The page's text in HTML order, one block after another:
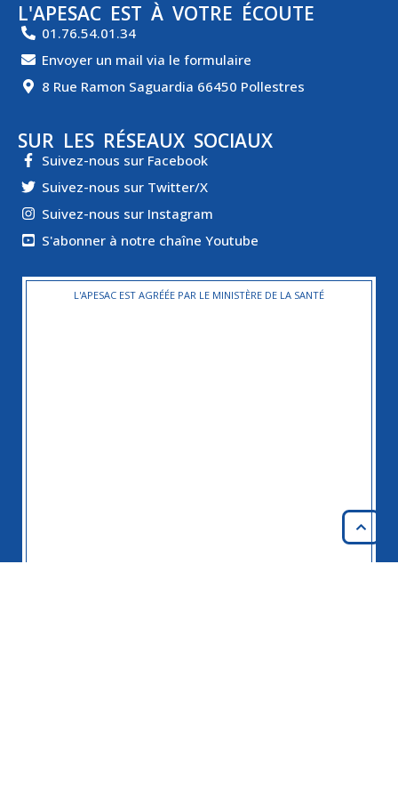
L'APESAC EST À VOTRE ÉCOUTE
01.76.54.01.34
Envoyer un mail via le formulaire
8 Rue Ramon Saguardia 66450 Pollestres
SUR LES RÉSEAUX SOCIAUX
Suivez-nous sur Facebook
Suivez-nous sur Twitter/X
Suivez-nous sur Instagram
S'abonner à notre chaîne Youtube
L'APESAC EST AGRÉÉE PAR LE MINISTÈRE DE LA SANTÉ